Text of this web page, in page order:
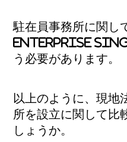
駐在員事務所に関し
Enterprise
う必要があります。
以上のように、現地
所を設立に関して比
しょうか。